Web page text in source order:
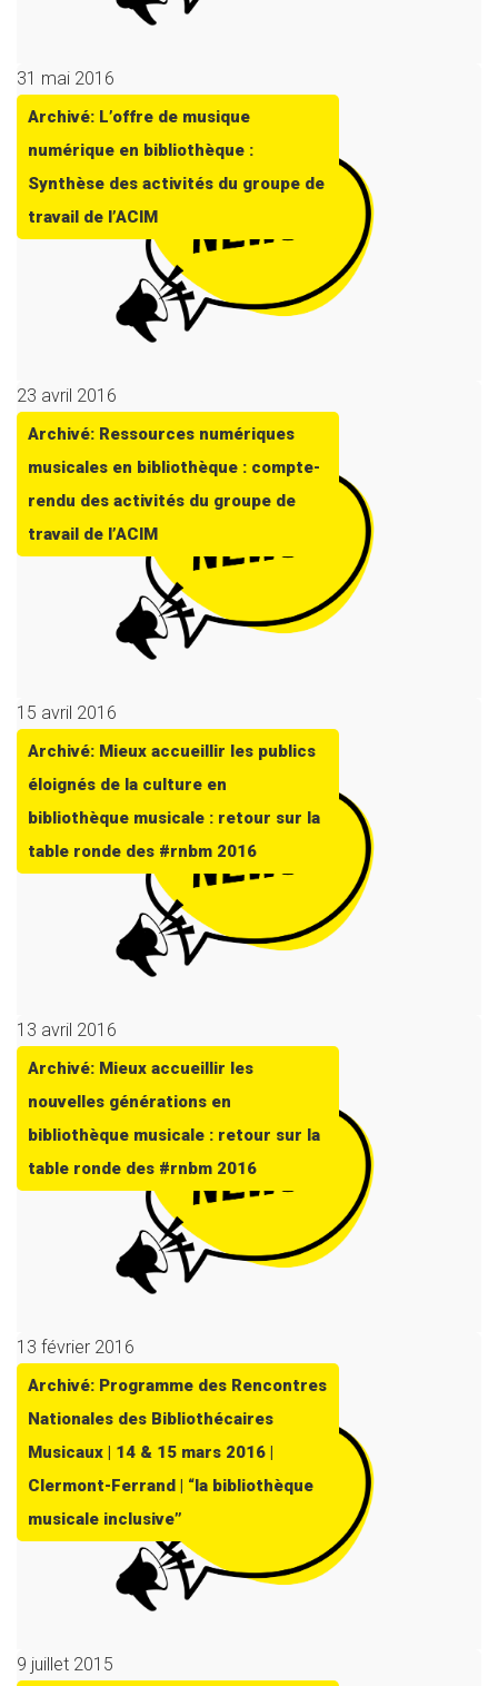
31 mai 2016
Archivé: L’offre de musique
numérique en bibliothèque :
Synthèse des activités du groupe de
travail de l’ACIM
23 avril 2016
Archivé: Ressources numériques
musicales en bibliothèque : compte-
rendu des activités du groupe de
travail de l’ACIM
15 avril 2016
Archivé: Mieux accueillir les publics
éloignés de la culture en
bibliothèque musicale : retour sur la
table ronde des #rnbm 2016
13 avril 2016
Archivé: Mieux accueillir les
nouvelles générations en
bibliothèque musicale : retour sur la
table ronde des #rnbm 2016
13 février 2016
Archivé: Programme des Rencontres
Nationales des Bibliothécaires
Musicaux | 14 & 15 mars 2016 |
Clermont-Ferrand | “la bibliothèque
musicale inclusive”
9 juillet 2015